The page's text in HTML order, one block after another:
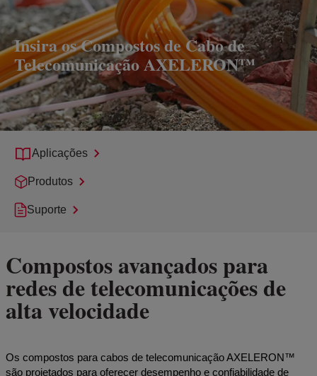
Insira os Compostos de Cabo de
Telecomunicação AXELERON™
Aplicações
Produtos
Suporte
Compostos avançados para
redes de telecomunicações de
alta velocidade
Os compostos para cabos de telecomunicação AXELERON™
são projetados para oferecer desempenho e confiabilidade de